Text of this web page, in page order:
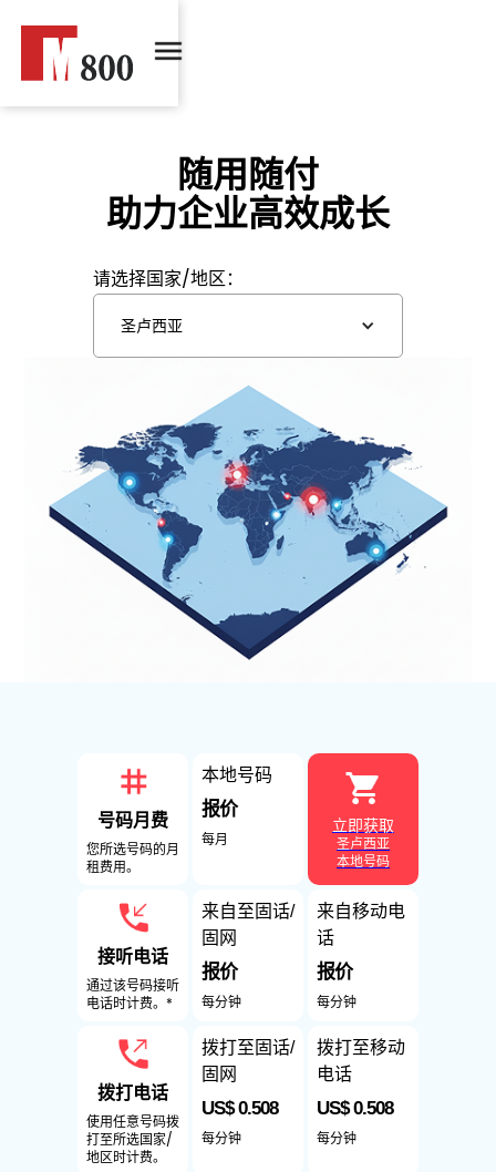
随用随付
助力企业高效成长
请选择国家/地区：
圣卢西亚
号码月费
您所选号码的月
租费用。
接听电话
通过该号码接听
电话时计费。*
拨打电话
使用任意号码拨
打至所选国家/
地区时计费。
本地号码
报价
每月
来自至固话/
固网
报价
每分钟
拨打至固话/
固网
US$ 0.508
每分钟
立即获取
圣卢西亚
本地号码
来自移动电
话
报价
每分钟
拨打至移动
电话
US$ 0.508
每分钟